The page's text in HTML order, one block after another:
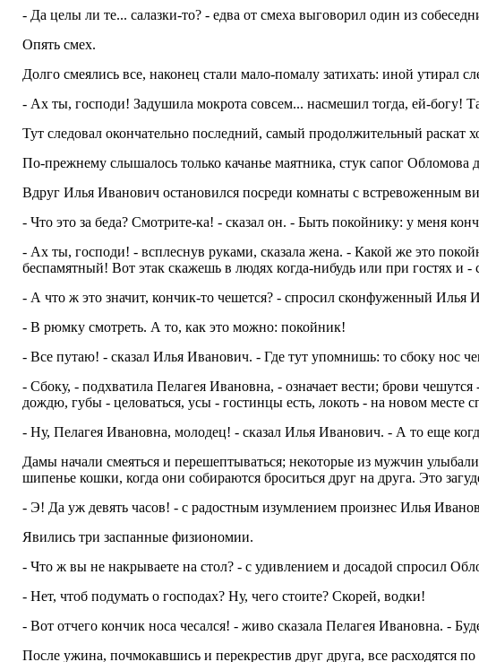
- Да целы ли те... салазки-то? - едва от смеха выговорил один из
Опять смех.
Долго смеялись все, наконец стали мало-помалу затихать: иной утирал
- Ах ты, господи! Задушила мокрота совсем... насмешил тогда, ей-богу!
Тут следовал окончательно последний, самый продолжительный раскат
По-прежнему слышалось только качанье маятника, стук сапог Обломова
Вдруг Илья Иванович остановился посреди комнаты с встревоженным
- Что это за беда? Смотрите-ка! - сказал он. - Быть покойнику: у меня
- Ах ты, господи! - всплеснув руками, сказала жена. - Какой же это
беспамятный! Вот этак скажешь в людях когда-нибудь или при гостях и -
- А что ж это значит, кончик-то чешется? - спросил сконфуженный Илья
- В рюмку смотреть. А то, как это можно: покойник!
- Все путаю! - сказал Илья Иванович. - Где тут упомнишь: то сбоку нос
- Сбоку, - подхватила Пелагея Ивановна, - означает вести; брови
дождю, губы - целоваться, усы - гостинцы есть, локоть - на новом месте
- Ну, Пелагея Ивановна, молодец! - сказал Илья Иванович. - А то еще
Дамы начали смеяться и перешептываться; некоторые из мужчин
шипенье кошки, когда они собираются броситься друг на друга. Это
- Э! Да уж девять часов! - с радостным изумлением произнес Илья
Явились три заспанные физиономии.
- Что ж вы не накрываете на стол? - с удивлением и досадой спросил
- Нет, чтоб подумать о господах? Ну, чего стоите? Скорей, водки!
- Вот отчего кончик носа чесался! - живо сказала Пелагея Ивановна. -
После ужина, почмокавшись и перекрестив друг друга, все расходятся